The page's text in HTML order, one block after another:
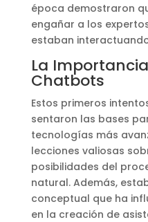
época demostraron
engañar a los
estaban
La
Chatbots
Estos primeros
sentaron las bases
tecnologías más
lecciones valiosas
posibilidades del
natural. Además,
conceptual que ha
en la creación de